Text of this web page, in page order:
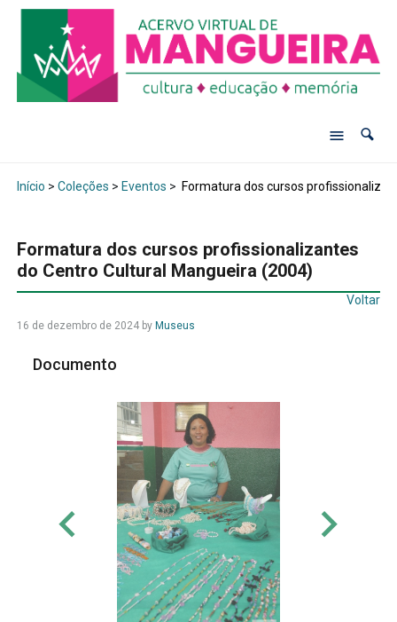
Início > Coleções > Eventos > Formatura dos cursos
Formatura dos cursos profissionalizantes
do Centro Cultural Mangueira (2004)
Voltar
16 de dezembro de 2024by Museus
Documento